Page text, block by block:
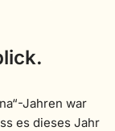
Jahren war
es dieses Jahr